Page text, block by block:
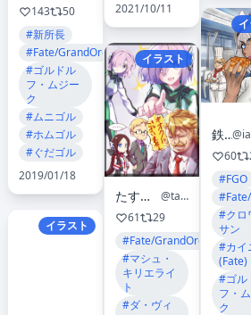
143
50
#新所長
#Fate/GrandOrder(腐)
#ゴルドル
フ・ムジー
ク
#ムニゴル
#ホムゴル
#ぐだゴル
2019/01/18
イラスト
2021/10/11
イラスト
たすく🍊推し🍚🐿
@tasuku_555
61
29
#Fate/GrandOrder
#マシュ・
キリエライ
ト
#ダ・ヴィ
鉄男P
60
#FGO
#クロ
サン
#カイ
(Fate)
#ゴル
フ・
ク